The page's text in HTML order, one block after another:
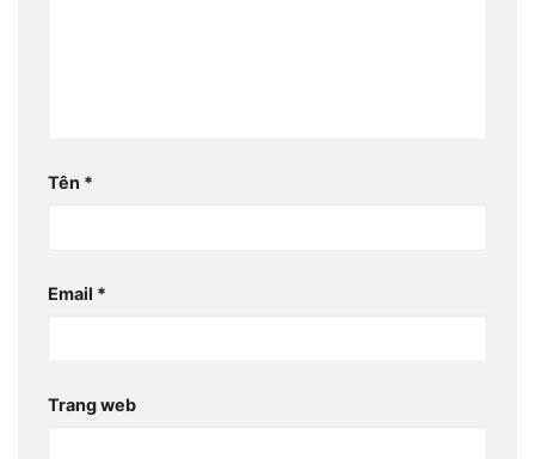
Tên *
Email *
Trang web